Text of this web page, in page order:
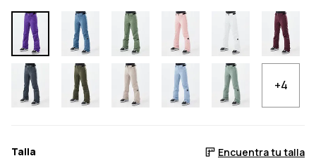
+4
Talla Encuentra tu talla